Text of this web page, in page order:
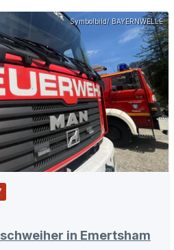
Symbolbild/ BAYERNWELLE
in Emertsham